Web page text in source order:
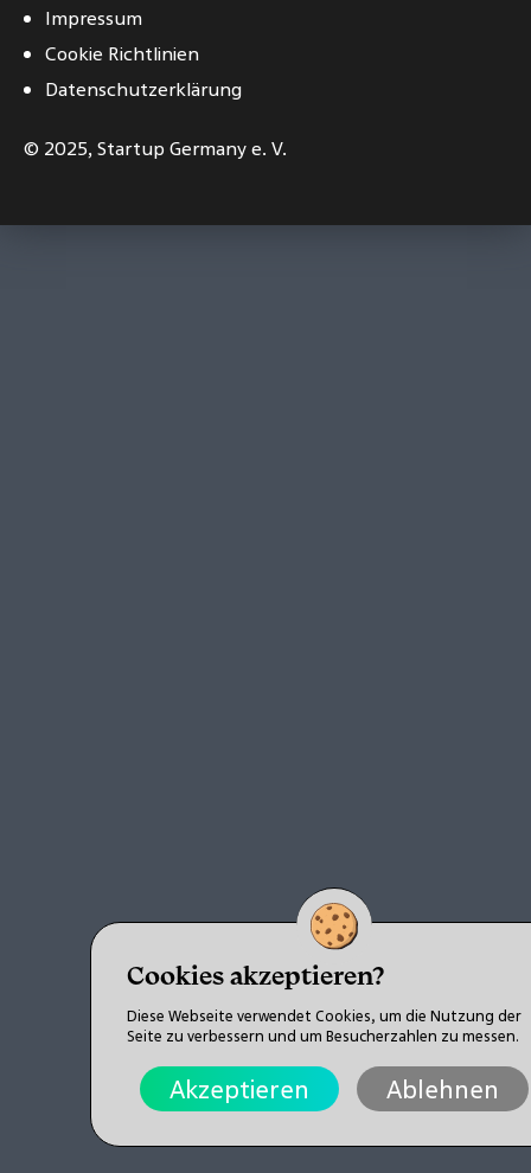
Impressum
Cookie Richtlinien
Datenschutzerklärung
© 2025,Startup Germany e. V.
Cookies akzeptieren?
Diese Webseite verwendet Cookies, um die Nutzung der
Seite zu verbessern und um Besucherzahlen zu messen.
Akzeptieren Ablehnen